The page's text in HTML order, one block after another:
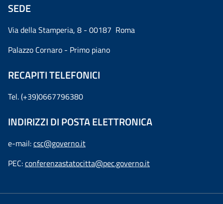
SEDE
Via della Stamperia, 8 - 00187 Roma
Palazzo Cornaro - Primo piano
RECAPITI TELEFONICI
Tel. (+39)0667796380
INDIRIZZI DI POSTA ELETTRONICA
e-mail:csc@governo.it
PEC:conferenzastatocitta@pec.governo.it